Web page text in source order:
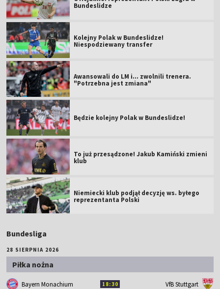
Bundeslidze
Kolejny Polak w Bundeslidze!
Niespodziewany transfer
Awansowali do LM i... zwolnili trenera.
"Potrzebna jest zmiana"
Będzie kolejny Polak w Bundeslidze!
To już przesądzone! Jakub Kamiński zmieni
klub
Niemiecki klub podjął decyzję ws. byłego
reprezentanta Polski
Bundesliga
28 SIERPNIA 2026
Piłka nożna
Bayern Monachium 18:30 VfB Stuttgart